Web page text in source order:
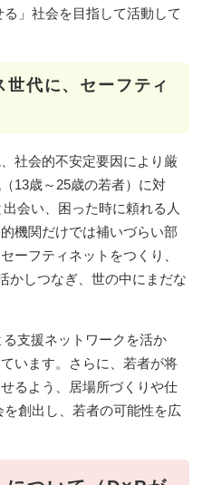
」社会を目指して活動して
世代に、セーフティ
社会的不安定要因により厳
13歳～25歳の若者）に対
会い、困った時に頼れる人
機関だけでは補いづらい部
ーフティネットをつくり、
かしつなぎ、世の中にまだな
支援ネットワークを活か
います。さらに、若者が将
るよう、居場所づくりや仕
創出し、若者の可能性を広